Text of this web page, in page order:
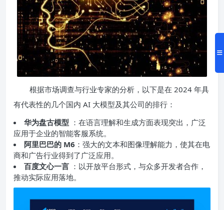
根据市场调查与行业专家的分析，以下是在 2024 年具
有代表性的几个国内 AI 大模型及其公司的排行：
华为盘古模型 ：在语言理解和生成方面表现突出，广泛
应用于企业的智能客服系统。
阿里巴巴的 M6 ：强大的文本和图像理解能力，使其在电
商和广告行业得到了广泛应用。
百度文心一言 ：以开放平台形式，与众多开发者合作，
推动实际应用落地。